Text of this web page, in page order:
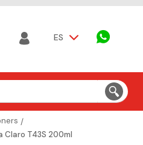
ES
Claro T43S 200ml